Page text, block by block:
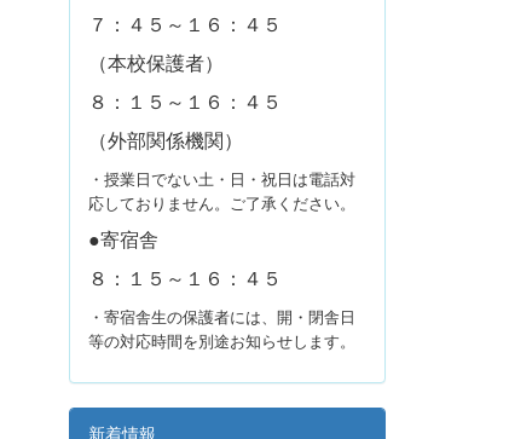
７：４５～１６：４５
（本校保護者）
８：１５～１６：４５
（外部関係機関）
・授業日でない土・日・祝日は電話対
応しておりません。ご了承ください。
●寄宿舎
８：１５～１６：４５
・寄宿舎生の保護者には、開・閉舎日
等の対応時間を別途お知らせします。
新着情報